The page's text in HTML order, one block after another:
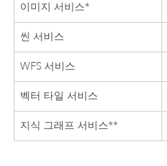
이미지 서비스*
씬 서비스
WFS 서비스
벡터 타일 서비스
지식 그래프 서비스**